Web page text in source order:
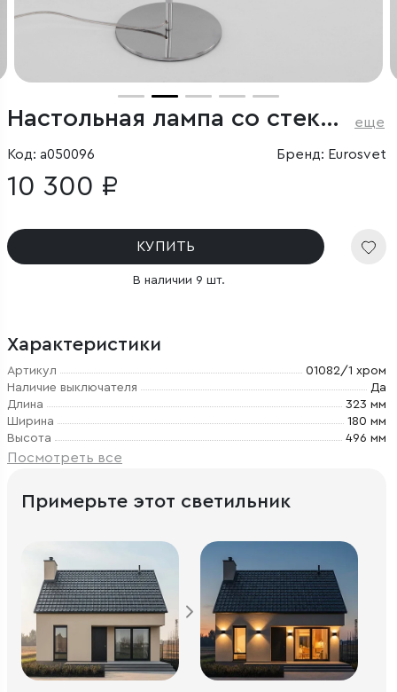
Настольная лампа со стеклянным плафоном еще
Код: a050096 Бренд: Eurosvet
10 300 ₽
КУПИТЬ
В наличии 9 шт.
Характеристики
Артикул
01082/1 хром
Наличие выключателя
Да
Длина
323 мм
Ширина
180 мм
Высота
496 мм
Посмотреть все
Примерьте этот светильник